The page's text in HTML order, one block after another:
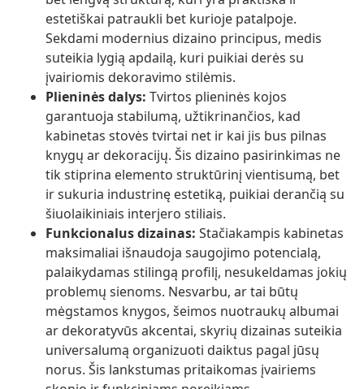
estetiškai patraukli bet kurioje patalpoje.
Sekdami modernius dizaino principus, medis
suteikia lygią apdailą, kuri puikiai derės su
įvairiomis dekoravimo stilėmis.
Plieninės dalys: Tvirtos plieninės kojos
garantuoja stabilumą, užtikrinančios, kad
kabinetas stovės tvirtai net ir kai jis bus pilnas
knygų ar dekoracijų. Šis dizaino pasirinkimas ne
tik stiprina elemento struktūrinį vientisumą, bet
ir sukuria industrinę estetiką, puikiai derančią su
šiuolaikiniais interjero stiliais.
Funkcionalus dizainas: Stačiakampis kabinetas
maksimaliai išnaudoja saugojimo potencialą,
palaikydamas stilingą profilį, nesukeldamas jokių
problemų sienoms. Nesvarbu, ar tai būtų
mėgstamos knygos, šeimos nuotraukų albumai
ar dekoratyvūs akcentai, skyrių dizainas suteikia
universalumą organizuoti daiktus pagal jūsų
norus. Šis lankstumas pritaikomas įvairiems